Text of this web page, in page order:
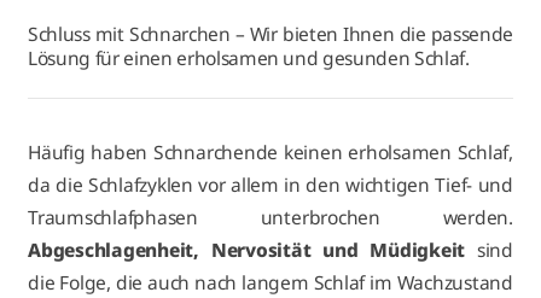
Schluss mit Schnarchen – Wir bieten Ihnen die passende
Lösung für einen erholsamen und gesunden Schlaf.
Häufig haben Schnarchende keinen erholsamen Schlaf,
da die Schlafzyklen vor allem in den wichtigen Tief- und
Traumschlafphasen unterbrochen werden.
Abgeschlagenheit, Nervosität und Müdigkeit sind
die Folge, die auch nach langem Schlaf im Wachzustand